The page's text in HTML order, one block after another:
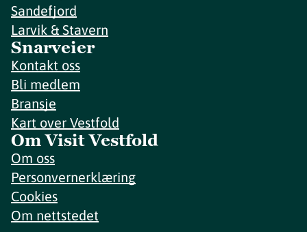
Sandefjord
Larvik & Stavern
Snarveier
Kontakt oss
Bli medlem
Bransje
Kart over Vestfold
Om Visit Vestfold
Om oss
Personvernerklæring
Cookies
Om nettstedet